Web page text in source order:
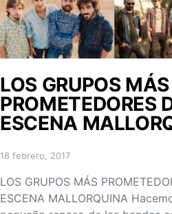
LOS GRUPOS MÁS
PROMETEDORES
ESCENA
Posted on
18 febrero, 2017
LOS GRUPOS MÁS
ESCENA MALLORQUINA